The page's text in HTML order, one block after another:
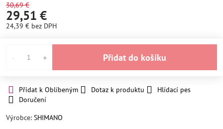
30,69 €
29,51 €
24,39 € bez DPH
Přidat do košíku
Přidat k Oblíbeným Dotaz k produktu
Hlídací pes
Doručení
Výrobce: SHIMANO